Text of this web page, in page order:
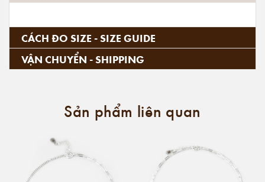
CÁCH ĐO SIZE - SIZE GUIDE
VẬN CHUYỂN - SHIPPING
Sản phẩm liên quan